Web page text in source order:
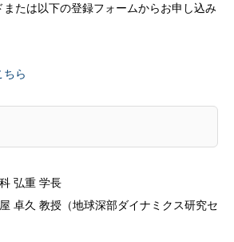
たは以下の登録フォームからお申し込み
ちら
弘重 学長
久 教授（地球深部ダイナミクス研究セ